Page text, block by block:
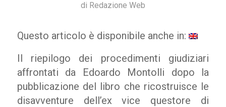
di Redazione Web
Questo articolo è disponibile anche in:
Il riepilogo dei procedimenti giudiziari
affrontati da Edoardo Montolli dopo la
pubblicazione del libro che ricostruisce le
disavventure dell’ex vice questore di